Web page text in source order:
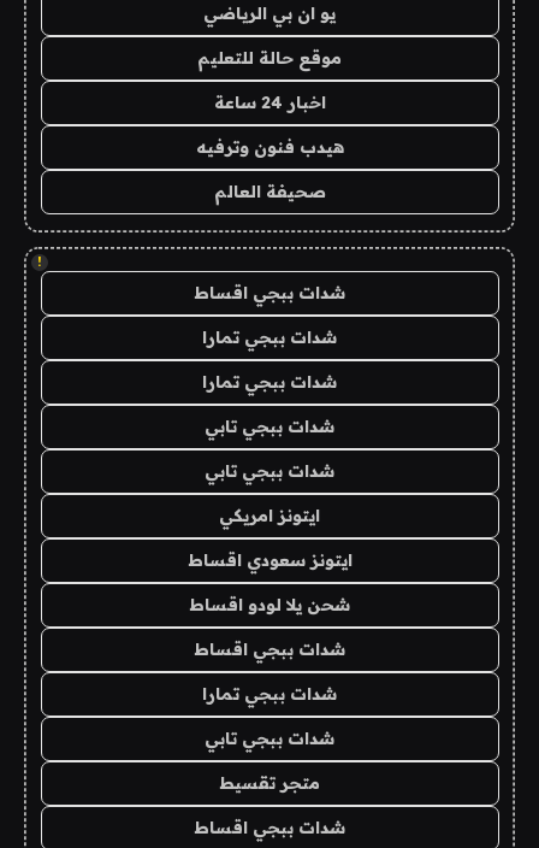
يو ان بي الرياضي
موقع حالة للتعليم
اخبار 24 ساعة
هيدب فنون وترفيه
صحيفة العالم
!
شدات ببجي اقساط
شدات ببجي تمارا
شدات ببجي تمارا
شدات ببجي تابي
شدات ببجي تابي
ايتونز امريكي
ايتونز سعودي اقساط
شحن يلا لودو اقساط
شدات ببجي اقساط
شدات ببجي تمارا
شدات ببجي تابي
متجر تقسيط
شدات ببجي اقساط